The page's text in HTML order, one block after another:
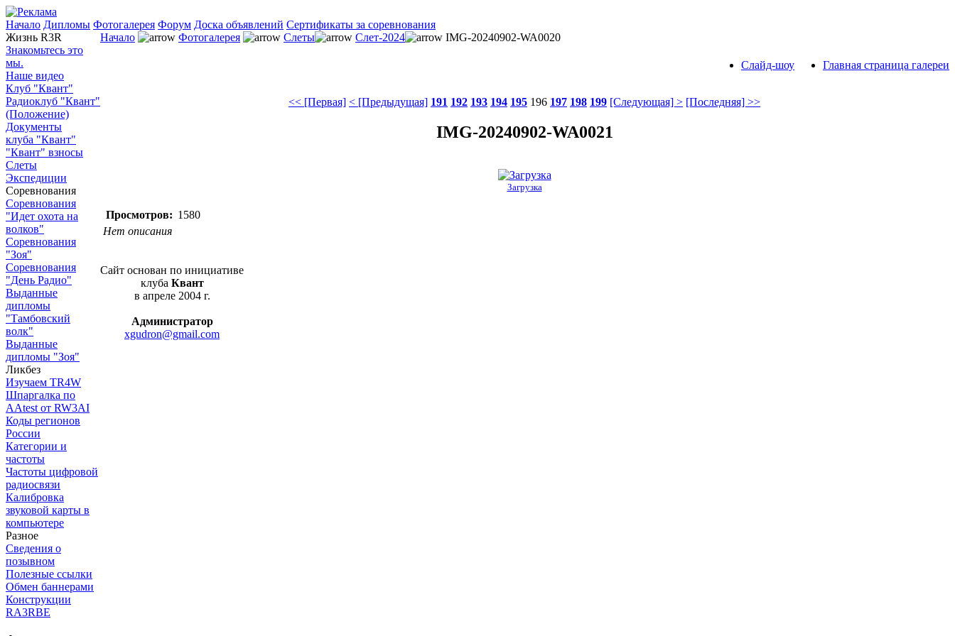
Начало Дипломы Фотогалерея Форум Доска объявлений Сертификаты за соревнования
Жизнь R3R
Знакомьтесь это
мы.
Наше видео
Клуб "Квант"
Радиоклуб "Квант"
(Положение)
Документы
клуба "Квант"
"Квант" взносы
Слеты
Экспедиции
Соревнования
Соревнования
"Идет охота на
волков"
Соревнования
"Зоя"
Соревнования
"День Радио"
Выданные
дипломы
"Тамбовский
волк"
Выданные
дипломы "Зоя"
Ликбез
Изучаем TR4W
Шпаргалка по
AAtest от RW3AI
Коды регионов
России
Категории и
частоты
Частоты цифровой
радиосвязи
Калибровка
звуковой карты в
компьютере
Разное
Сведения о
позывном
Полезные ссылки
Обмен баннерами
Конструкции
RA3RBE
Начало Фотогалерея Слеты Слет-2024 IMG-20240902-WA0020
Главная страница галереи
Слайд-шоу
<< [Первая] < [Предыдущая] 191 192 193 194 195 196 197 198 199 [Следующая] > [Последняя] >>
IMG-20240902-WA0021
Загрузка
Просмотров: 1580
Нет описания
Сайт основан по инициативе
клуба Квант
в апреле 2004 г.
Администратор
xgudron@gmail.com